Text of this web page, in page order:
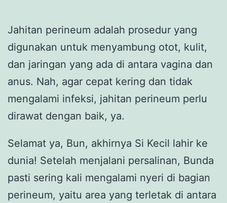
Jahitan perineum adalah prosedur yang
digunakan untuk menyambung otot, kulit,
dan jaringan yang ada di antara vagina dan
anus. Nah, agar cepat kering dan tidak
mengalami infeksi, jahitan perineum perlu
dirawat dengan baik, ya.
Selamat ya, Bun, akhirnya Si Kecil lahir ke
dunia! Setelah menjalani persalinan, Bunda
pasti sering kali mengalami nyeri di bagian
perineum, yaitu area yang terletak di antara